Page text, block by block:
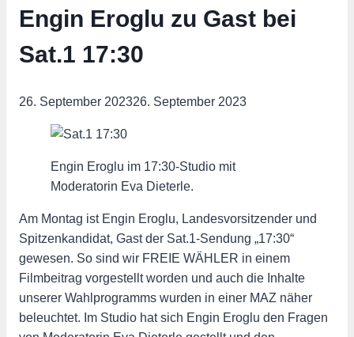
Engin Eroglu zu Gast bei
Sat.1 17:30
26. September 202326. September 2023
Engin Eroglu im 17:30-Studio mit
Moderatorin Eva Dieterle.
Am Montag ist Engin Eroglu, Landesvorsitzender und
Spitzenkandidat, Gast der Sat.1-Sendung „17:30“
gewesen. So sind wir FREIE WÄHLER in einem
Filmbeitrag vorgestellt worden und auch die Inhalte
unserer Wahlprogramms wurden in einer MAZ näher
beleuchtet. Im Studio hat sich Engin Eroglu den Fragen